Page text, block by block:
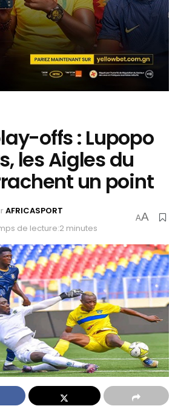
offs : Lupopo
les Aigles du
un point
AFRICASPORT
de lecture:2 minutes
AA